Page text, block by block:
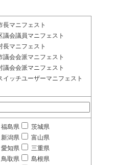
長マニフェスト
議会議員マニフェスト
長マニフェスト
議会会派マニフェスト
議会会派マニフェスト
イッチユーザーマニフェスト
福島県
茨城県
新潟県
富山県
愛知県
三重県
鳥取県
島根県